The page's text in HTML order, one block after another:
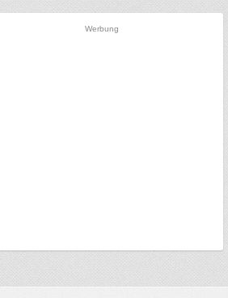
Werbung